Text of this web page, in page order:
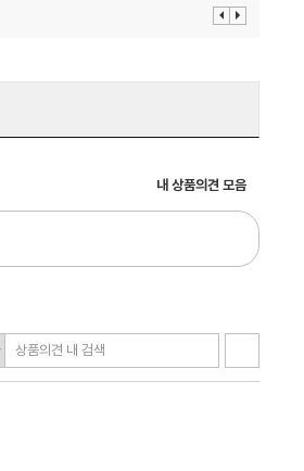
이 다
내 상품의견 모음